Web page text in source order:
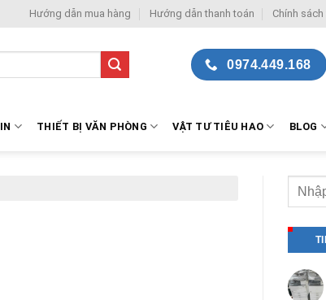
Hướng dẫn mua hàng Hướng dẫn thanh toán Chính
0974.449.168
THIẾT BỊ VĂN PHÒNG VẬT TƯ TIÊU HAO BLOG